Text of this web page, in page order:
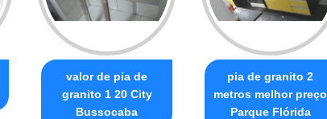
valor de pia de
granito 1 20 City
Bussocaba
pia de granito 2
metros melhor preço
Parque Flórida